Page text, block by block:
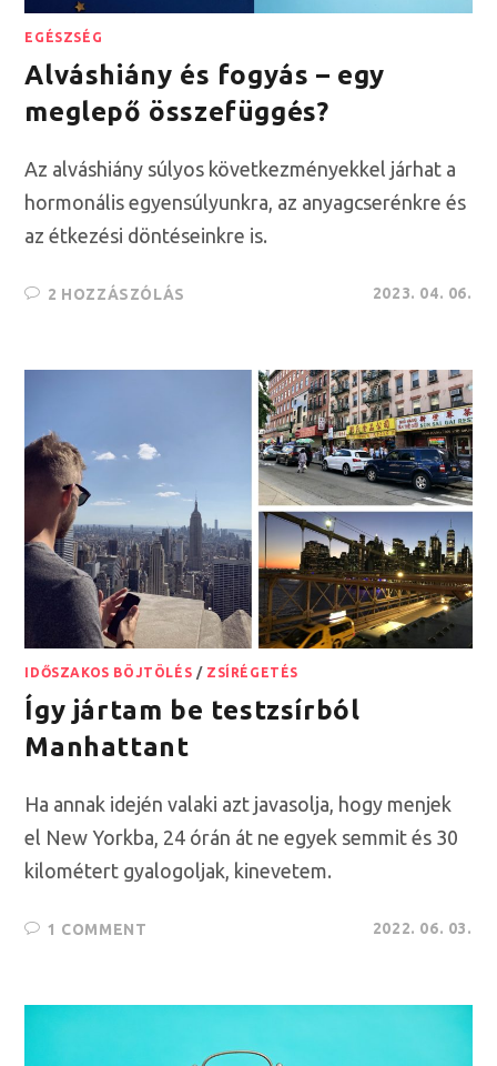
EGÉSZSÉG
Alváshiány és fogyás – egy
meglepő összefüggés?
Az alváshiány súlyos következményekkel járhat a
hormonális egyensúlyunkra, az anyagcserénkre és
az étkezési döntéseinkre is.
2 HOZZÁSZÓLÁS 2023. 04. 06.
IDŐSZAKOS BÖJTÖLÉS / ZSÍRÉGETÉS
Így jártam be testzsírból
Manhattant
Ha annak idején valaki azt javasolja, hogy menjek
el New Yorkba, 24 órán át ne egyek semmit és 30
kilométert gyalogoljak, kinevetem.
1 COMMENT 2022. 06. 03.